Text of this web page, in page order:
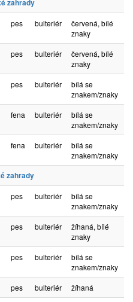
zahrady
pes bulteriér
červená, bílé
znaky
pes bulteriér
červená, bílé
znaky
pes bulteriér
bílá se
znakem/znaky
fena bulteriér
bílá se
znakem/znaky
fena bulteriér
bílá se
znakem/znaky
zahrady
pes bulteriér
bílá se
znakem/znaky
pes bulteriér
žíhaná, bílé
znaky
pes bulteriér
bílá se
znakem/znaky
pes bulteriér
žíhaná